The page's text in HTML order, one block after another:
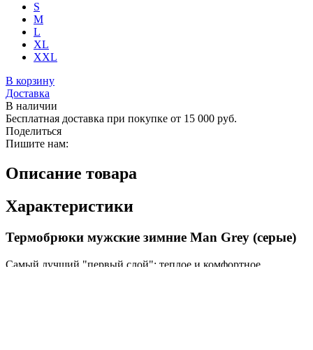
S
M
L
XL
XXL
В корзину
Доставка
В наличии
Бесплатная доставка при покупке от 15 000 руб.
Поделиться
Пишите нам:
Описание товара
Характеристики
Термобрюки мужские зимние Man Grey (серые)
Самый лучший "первый слой": теплое и комфортное